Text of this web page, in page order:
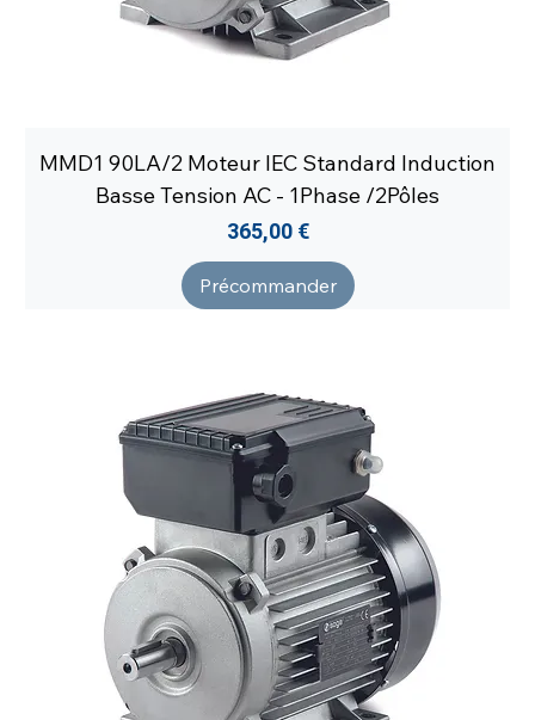
MMD1 90LA/2 Moteur IEC Standard Induction
Basse Tension AC - 1Phase /2Pôles
Prix
365,00 €
Précommander